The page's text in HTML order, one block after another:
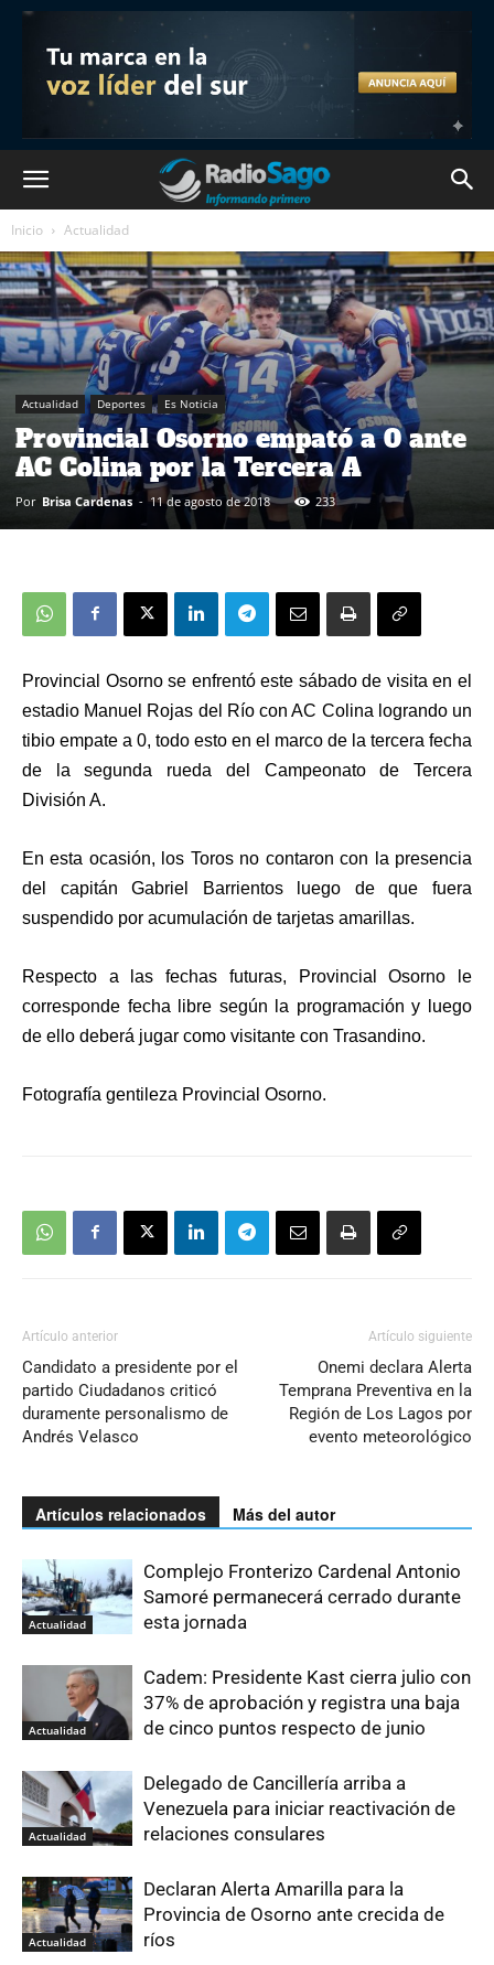
Inicio Actualidad
Actualidad Deportes Es Noticia
Provincial Osorno empató a 0 ante
AC Colina por la Tercera A
Por Brisa Cardenas - 11 de agosto de 2018 233
Provincial Osorno se enfrentó este sábado de visita en el
estadio Manuel Rojas del Río con AC Colina logrando un
tibio empate a 0, todo esto en el marco de la tercera fecha
de la segunda rueda del Campeonato de Tercera
División A.
En esta ocasión, los Toros no contaron con la presencia
del capitán Gabriel Barrientos luego de que fuera
suspendido por acumulación de tarjetas amarillas.
Respecto a las fechas futuras, Provincial Osorno le
corresponde fecha libre según la programación y luego
de ello deberá jugar como visitante con Trasandino.
Fotografía gentileza Provincial Osorno.
Artículo anterior
Candidato a presidente por el
partido Ciudadanos criticó
duramente personalismo de
Andrés Velasco
Artículo siguiente
Onemi declara Alerta
Temprana Preventiva en la
Región de Los Lagos por
evento meteorológico
Artículos relacionados Más del autor
Actualidad
Complejo Fronterizo Cardenal Antonio
Samoré permanecerá cerrado durante
esta jornada
Actualidad
Cadem: Presidente Kast cierra julio con
37% de aprobación y registra una baja
de cinco puntos respecto de junio
Actualidad
Delegado de Cancillería arriba a
Venezuela para iniciar reactivación de
relaciones consulares
Actualidad
Declaran Alerta Amarilla para la
Provincia de Osorno ante crecida de
ríos